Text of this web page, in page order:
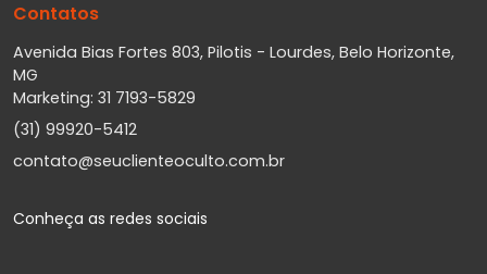
Contatos
Avenida Bias Fortes 803, Pilotis - Lourdes, Belo Horizonte,
MG
Marketing: 31 7193-5829
(31) 99920-5412
contato@seuclienteoculto.com.br
Conheça as redes sociais